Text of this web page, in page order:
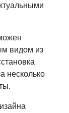
видом из
несколько